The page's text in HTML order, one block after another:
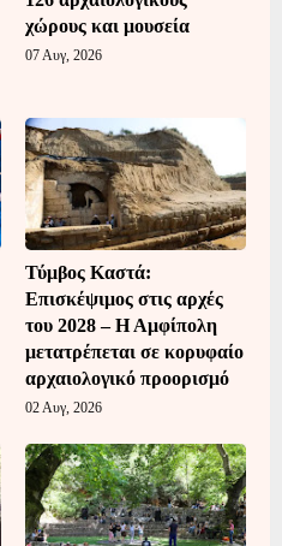
χώρους και μουσεία
07 Αυγ, 2026
Τύμβος Καστά:
Επισκέψιμος στις αρχές
του 2028 – Η Αμφίπολη
μετατρέπεται σε κορυφαίο
αρχαιολογικό προορισμό
02 Αυγ, 2026